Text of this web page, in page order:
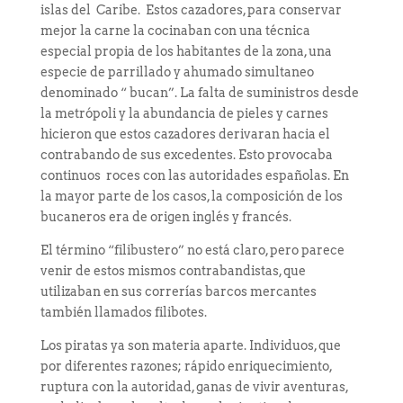
islas del Caribe. Estos cazadores, para conservar
mejor la carne la cocinaban con una técnica
especial propia de los habitantes de la zona, una
especie de parrillado y ahumado simultaneo
denominado “ bucan”. La falta de suministros desde
la metrópoli y la abundancia de pieles y carnes
hicieron que estos cazadores derivaran hacia el
contrabando de sus excedentes. Esto provocaba
continuos roces con las autoridades españolas. En
la mayor parte de los casos, la composición de los
bucaneros era de origen inglés y francés.
El término “filibustero” no está claro, pero parece
venir de estos mismos contrabandistas, que
utilizaban en sus correrías barcos mercantes
también llamados filibotes.
Los piratas ya son materia aparte. Individuos, que
por diferentes razones; rápido enriquecimiento,
ruptura con la autoridad, ganas de vivir aventuras,